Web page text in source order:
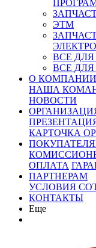
ЭТМ
ВСЕ
ВСЕ
О КОМПАНИИ
НАША
НОВОСТИ
КАРТОЧКА
ОПЛАТА
ПАРТНЕРАМ
УСЛОВИЯ
КОНТАКТЫ
Еще